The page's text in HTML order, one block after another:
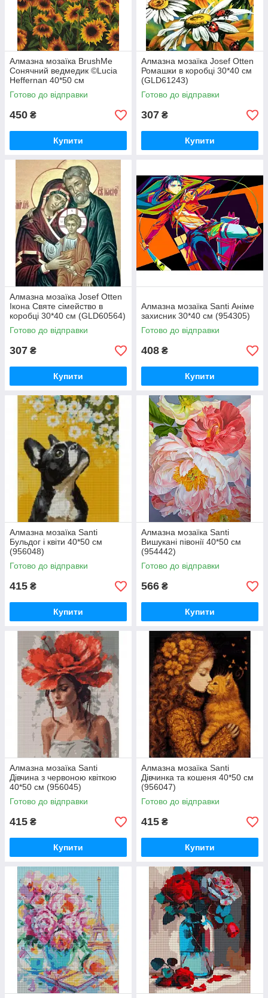
Алмазна мозаїка BrushMe
Сонячний ведмедик ©Lucia
Heffernan 40*50 см
(DBS1200)
Готово до відправки
450 ₴
Купити
Алмазна мозаїка Josef Otten
Ромашки в коробці 30*40 см
(GLD61243)
Готово до відправки
307 ₴
Купити
Алмазна мозаїка Josef Otten
Ікона Святе сімейство в
коробці 30*40 см (GLD60564)
Готово до відправки
307 ₴
Купити
Алмазна мозаїка Santi Аніме
захисник 30*40 см (954305)
Готово до відправки
408 ₴
Купити
Алмазна мозаїка Santi
Бульдог і квіти 40*50 см
(956048)
Готово до відправки
415 ₴
Купити
Алмазна мозаїка Santi
Вишукані півонії 40*50 см
(954442)
Готово до відправки
566 ₴
Купити
Алмазна мозаїка Santi
Дівчина з червоною квіткою
40*50 см (956045)
Готово до відправки
415 ₴
Купити
Алмазна мозаїка Santi
Дівчинка та кошеня 40*50 см
(956047)
Готово до відправки
415 ₴
Купити